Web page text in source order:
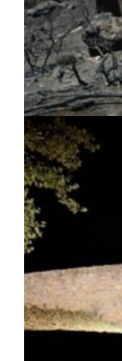
ΚΟΙΝΩΝΙΑ
Αττικής
πυρκαγιά:
στρεμμάτων